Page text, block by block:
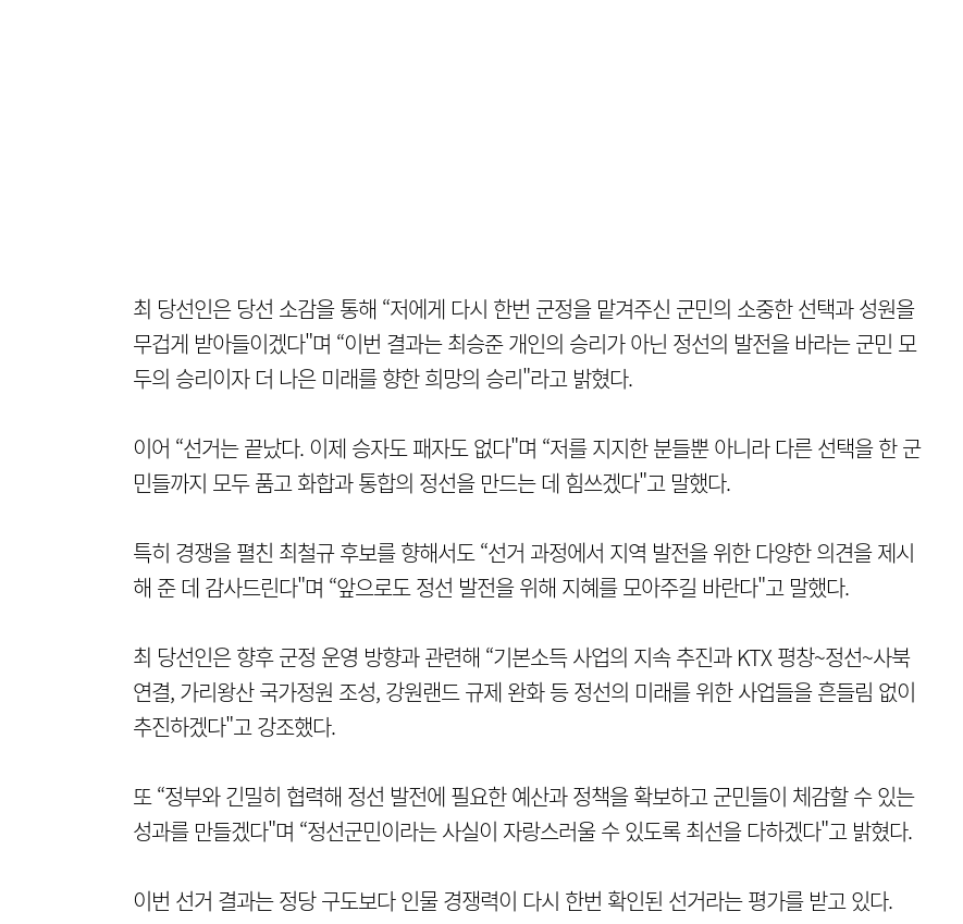
최 당선인은 당선 소감을 통해 “저에게 다시 한번 군정을 맡겨주신 군민의 소중한 선택과 성원을
무겁게 받아들이겠다"며 “이번 결과는 최승준 개인의 승리가 아닌 정선의 발전을 바라는 군민 모
두의 승리이자 더 나은 미래를 향한 희망의 승리"라고 밝혔다.
이어 “선거는 끝났다. 이제 승자도 패자도 없다"며 “저를 지지한 분들뿐 아니라 다른 선택을 한 군
민들까지 모두 품고 화합과 통합의 정선을 만드는 데 힘쓰겠다"고 말했다.
특히 경쟁을 펼친 최철규 후보를 향해서도 “선거 과정에서 지역 발전을 위한 다양한 의견을 제시
해 준 데 감사드린다"며 “앞으로도 정선 발전을 위해 지혜를 모아주길 바란다"고 말했다.
최 당선인은 향후 군정 운영 방향과 관련해 “기본소득 사업의 지속 추진과 KTX 평창~정선~사북
연결, 가리왕산 국가정원 조성, 강원랜드 규제 완화 등 정선의 미래를 위한 사업들을 흔들림 없이
추진하겠다"고 강조했다.
또 “정부와 긴밀히 협력해 정선 발전에 필요한 예산과 정책을 확보하고 군민들이 체감할 수 있는
성과를 만들겠다"며 “정선군민이라는 사실이 자랑스러울 수 있도록 최선을 다하겠다"고 밝혔다.
이번 선거 결과는 정당 구도보다 인물 경쟁력이 다시 한번 확인된 선거라는 평가를 받고 있다.